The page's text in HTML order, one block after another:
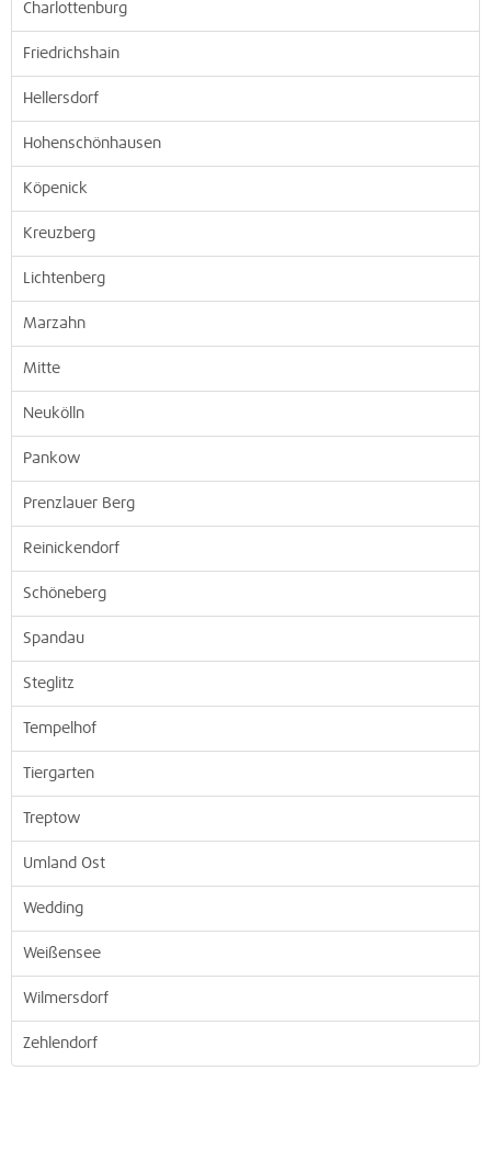
Charlottenburg
Friedrichshain
Hellersdorf
Hohenschönhausen
Köpenick
Kreuzberg
Lichtenberg
Marzahn
Mitte
Neukölln
Pankow
Prenzlauer Berg
Reinickendorf
Schöneberg
Spandau
Steglitz
Tempelhof
Tiergarten
Treptow
Umland Ost
Wedding
Weißensee
Wilmersdorf
Zehlendorf